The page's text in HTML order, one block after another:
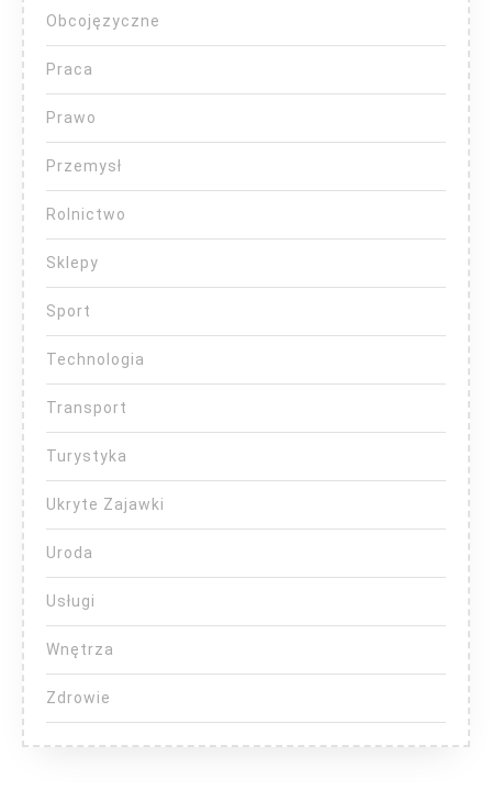
Obcojęzyczne
Praca
Prawo
Przemysł
Rolnictwo
Sklepy
Sport
Technologia
Transport
Turystyka
Ukryte Zajawki
Uroda
Usługi
Wnętrza
Zdrowie